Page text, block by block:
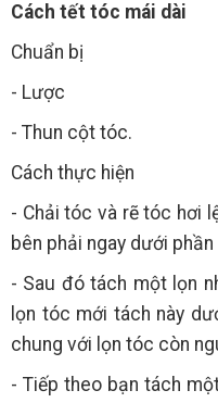
Cách tết tóc mái dài
Chuẩn bị
- Lược
- Thun cột tóc.
Cách thực hiện
- Chải tóc và rẽ tóc hơi
bên phải ngay dưới
- Sau đó tách một lọn
lọn tóc mới tách này
chung với lọn tóc còn
- Tiếp theo bạn tách